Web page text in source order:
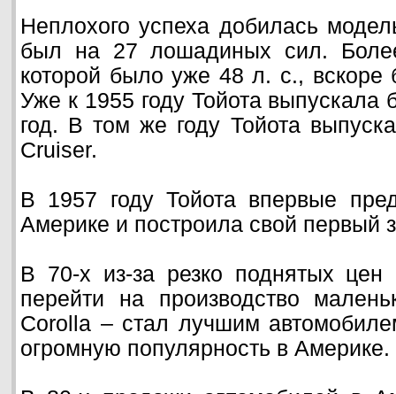
Неплохого успеха добилась
был на 27 лошадиных сил.
которой было уже 48 л. с.,
Уже к 1955 году Тойота выпускала
год. В том же году Тойота
Cruiser.
В 1957 году Тойота впервые
Америке и построила свой первый
В 70-х из-за резко поднятых цен
перейти на производство
Corolla – стал лучшим
огромную популярность в Америке.